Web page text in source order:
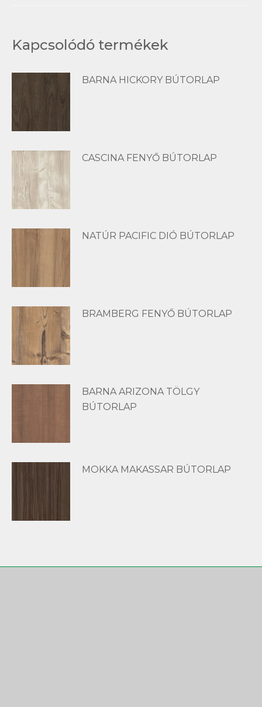
Kapcsolódó termékek
BARNA HICKORY BÚTORLAP
CASCINA FENYŐ BÚTORLAP
NATÚR PACIFIC DIÓ BÚTORLAP
BRAMBERG FENYŐ BÚTORLAP
BARNA ARIZONA TÖLGY
BÚTORLAP
MOKKA MAKASSAR BÚTORLAP